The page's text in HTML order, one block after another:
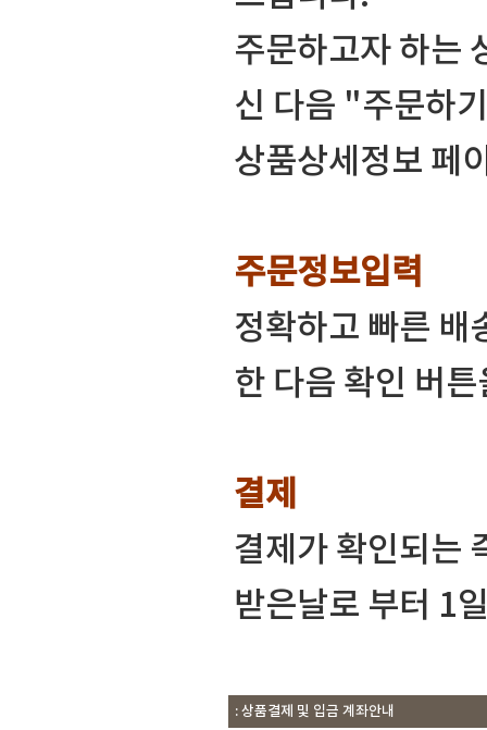
주문하고자 하는
신 다음 "주문하
상품상세정보 페
주문정보입력
정확하고 빠른 배
한 다음 확인 버
결제
결제가 확인되는
받은날로 부터 1
: 상품결제 및 입금 계좌안내